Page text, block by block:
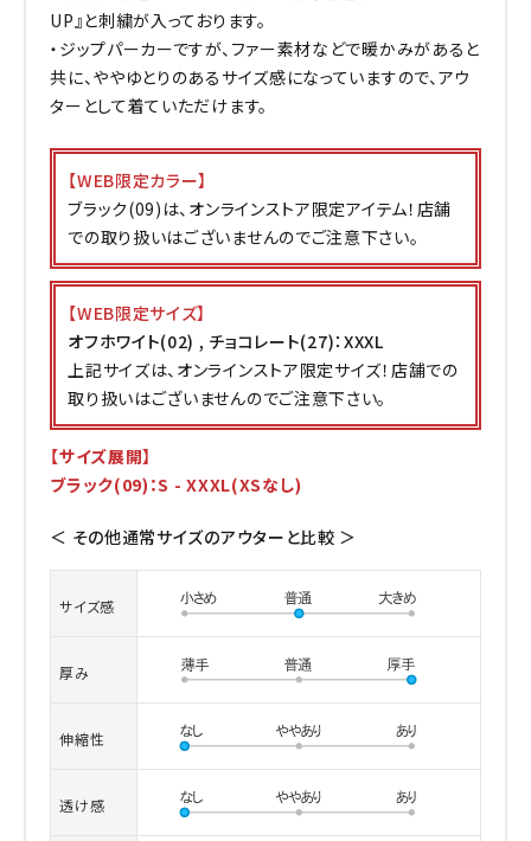
UP』と刺繍が入っております。
・ジップパーカーですが、ファー素材などで暖かみがあると
共に、ややゆとりのあるサイズ感になっていますので、アウ
ターとして着ていただけます。
【WEB限定カラー】
ブラック(09)は、オンラインストア限定アイテム！店舗
での取り扱いはございませんのでご注意下さい。
【WEB限定サイズ】
オフホワイト(02) , チョコレート(27)：XXXL
上記サイズは、オンラインストア限定サイズ！店舗での
取り扱いはございませんのでご注意下さい。
【サイズ展開】
ブラック(09)：S - XXXL(XSなし)
＜ その他通常サイズのアウターと比較 ＞
サイズ感
厚み
伸縮性
透け感